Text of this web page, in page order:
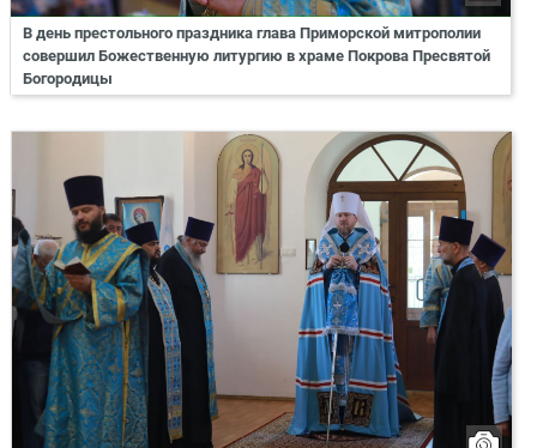
В день престольного праздника глава Приморской митрополии
совершил Божественную литургию в храме Покрова Пресвятой
Богородицы